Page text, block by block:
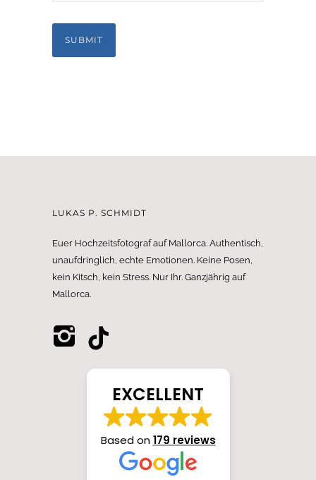
LUKAS P. SCHMIDT
Euer Hochzeitsfotograf auf Mallorca. Authentisch,
unaufdringlich, echte Emotionen. Keine Posen,
kein Kitsch, kein Stress. Nur Ihr. Ganzjährig auf
Mallorca.
EXCELLENT
Based on179 reviews